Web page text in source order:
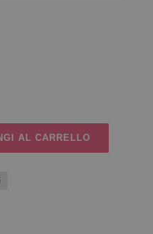
AL CARRELLO